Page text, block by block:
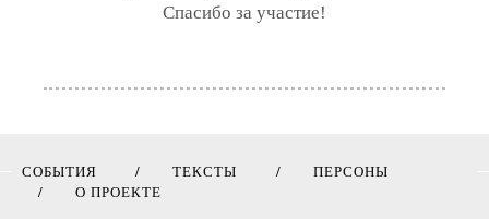
Спасибо за участие!
СОБЫТИЯ ТЕКСТЫ
ПЕРСОНЫ
О ПРОЕКТЕ